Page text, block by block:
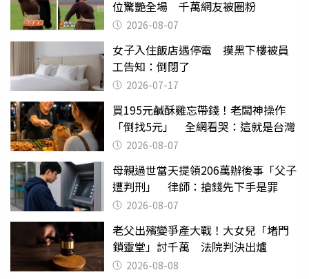
位驚艷全場 千萬網友被圈粉
2026-08-07
女子入住飯店遇停電 摸黑下樓被員
工告知：倒閉了
2026-07-17
買195元鹹酥雞忘帶錢！老闆神操作
「倒找5元」 全網看哭：這就是台灣
2026-08-07
母親過世當天提領206萬辦後事「父子
遭判刑」 律師：搶錢先下手是罪
2026-08-07
老父出殯變爭產大戰！大女兒「堵門
鎖靈堂」討千萬 法院判決出爐
2026-08-08